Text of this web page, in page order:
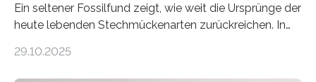
Ein seltener Fossilfund zeigt, wie weit die Ursprünge der
heute lebenden Stechmückenarten zurückreichen. In
Forschende die bisher älteste bekannte Stechmücken-
29.10.2025